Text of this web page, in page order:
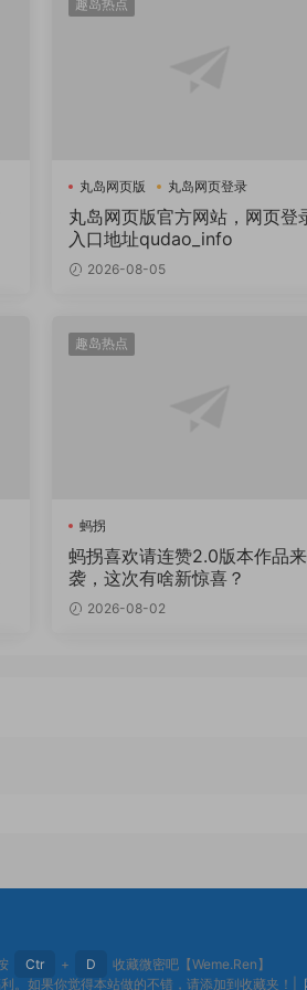
趣岛热点
丸岛网页版 丸岛网页登录
丸岛网页版官方网站，网页登
入口地址qudao_info
2026-08-05
趣岛热点
蚂拐
蚂拐喜欢请连赞2.0版本作品来
袭，这次有啥新惊喜？
2026-08-02
Ctr + D
收藏微密吧【Weme.Ren】
。如果你觉得本站做的不错，请添加到收藏夹！|